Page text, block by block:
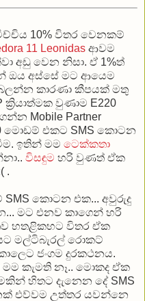
10% විතර වෙනකම්
11 Leonidas ආවම
අඩු වෙන නිසා. ඒ 1%ත්
ඔය අස්සේ මට ආයෙම
කාරණා කීපයක් මතු
වුණාම E220
Mobile Partner
මොඩම් එකට SMS කොටන
ඉතින් මම ටෙක්කතා
විසඳුම හරි වුණත් ඒක
.
SMS කොටන එක... අවුරුදු
මට එනව කාගෙන් හරි
හතළිකහට විතර ඒක
මල්ටිබැරල් රොකට්
ජංගම දුරකථනය.
මම කැමති නෑ.. මොකද ඒක
හිතට දැනෙන දේ SMS
එව්වම උත්තර යවන්නෙ